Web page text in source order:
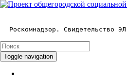
Роскомнадзор. Свидетельство
Toggle navigation